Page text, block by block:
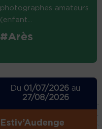
photographes amateurs
(enfant...
#Arès
Du 01/07/2026 au
27/08/2026
Estiv’Audenge